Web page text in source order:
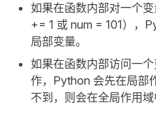
如果在函数内部对一个
+= 1 或 num = 101），
局部变量。
如果在函数内部访问一
作，Python 会先在局部
不到，则会在全局作用域